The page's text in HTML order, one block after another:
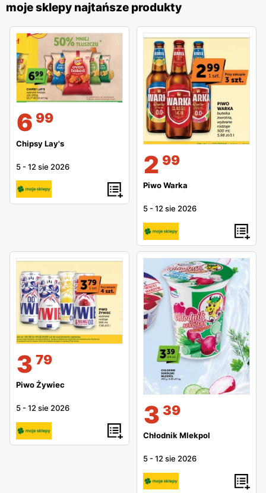
moje sklepy najtańsze produkty
6 99
Chipsy Lay's
5 -12 sie 2026 2 99
Piwo Warka
5 -12 sie 2026
3 79
Piwo Żywiec
5 -12 sie 2026 3 39
Chłodnik Mlekpol
5 -12 sie 2026